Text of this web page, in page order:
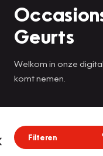
Geurts
Welkom in onze
komt nemen.
Filteren